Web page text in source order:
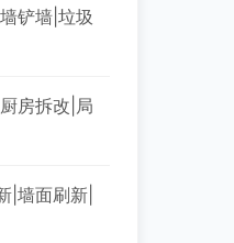
铲墙|垃圾
房拆改|局
|墙面刷新|